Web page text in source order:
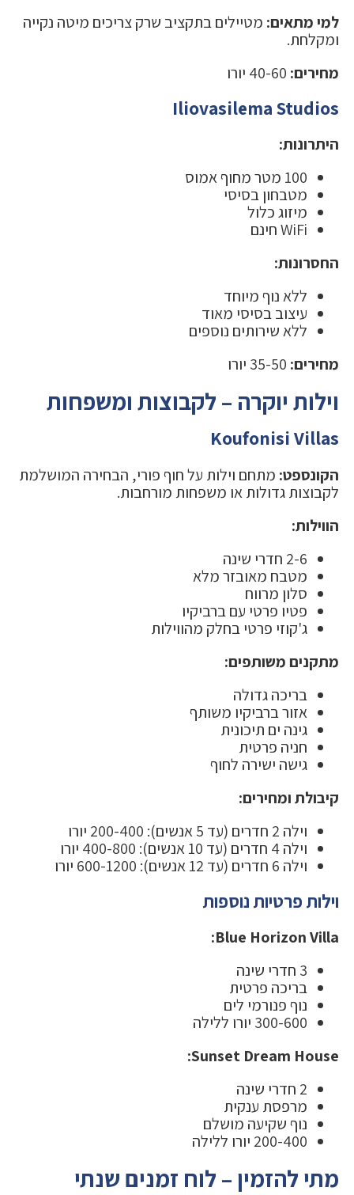
למי מתאים: מטיילים בתקציב שרק צריכים מיטה נקייה
ומקלחת.
מחירים:
Iliovasilema Studios
היתרונות:
100 מטר מחוף אמוס
מטבחון בסיסי
מיזוג כלול
WiFi חינם
החסרונות:
ללא נוף מיוחד
עיצוב בסיסי מאוד
ללא שירותים נוספים
מחירים:
וילות יוקרה – לקבוצות ומשפחות
Koufonisi Villas
הקונספט: מתחם וילות על חוף פורי, הבחירה המושלמת
לקבוצות גדולות או משפחות מורחבות.
הווילות:
2-6 חדרי שינה
מטבח מאובזר מלא
סלון מרווח
פטיו פרטי עם ברביקיו
ג'קוזי פרטי בחלק מהווילות
מתקנים משותפים:
בריכה גדולה
אזור ברביקיו משותף
גינה ים תיכונית
חניה פרטית
גישה ישירה לחוף
קיבולת ומחירים:
וילה 2 חדרים (עד 5 אנשים): 200-400 יורו
וילה 4 חדרים (עד 10 אנשים): 400-800 יורו
וילה 6 חדרים (עד 12 אנשים): 600-1200 יורו
וילות פרטיות נוספות
Blue Horizon Villa:
3 חדרי שינה
בריכה פרטית
נוף פנורמי לים
300-600 יורו ללילה
Sunset Dream House:
2 חדרי שינה
מרפסת ענקית
נוף שקיעה מושלם
200-400 יורו ללילה
מתי להזמין – לוח זמנים שנתי